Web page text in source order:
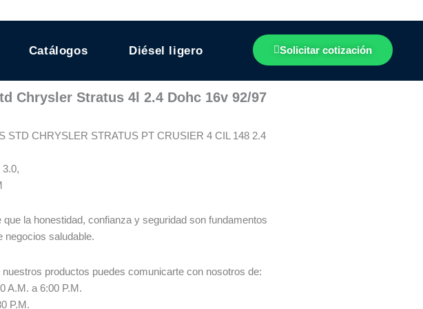
Catálogos Diésel ligero Solicitar cotización
Chrysler Stratus 4l 2.4 Dohc 16v 92/97
STD CHRYSLER STRATUS PT CRUSIER 4 CIL 148 2.4
la honestidad, confianza y seguridad son fundamentos
negocios saludable.
nuestros productos puedes comunicarte con nosotros de:
A.M. a 6:00 P.M.
P.M.